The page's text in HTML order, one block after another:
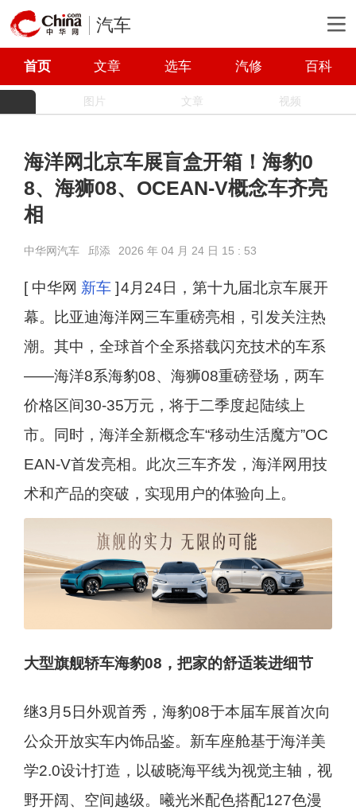
汽车
首页 文章 选车 汽修 百科
图片 文章 视频
海洋网北京车展盲盒开箱！海豹0
8、海狮08、OCEAN-V概念车齐亮
相
中华网汽车 邱添 2026 年 04 月 24 日 15 : 53
[ 中华网 新车] 4月24日，第十九届北京车展开
幕。比亚迪海洋网三车重磅亮相，引发关注热
潮。其中，全球首个全系搭载闪充技术的车系
——海洋8系海豹08、海狮08重磅登场，两车
价格区间30-35万元，将于二季度起陆续上
市。同时，海洋全新概念车“移动生活魔方”OC
EAN-V首发亮相。此次三车齐发，海洋网用技
术和产品的突破，实现用户的体验向上。
大型旗舰轿车海豹08，把家的舒适装进细节
继3月5日外观首秀，海豹08于本届车展首次向
公众开放实车内饰品鉴。新车座舱基于海洋美
学2.0设计打造，以破晓海平线为视觉主轴，视
野开阔、空间越级。曦光米配色搭配127色漫